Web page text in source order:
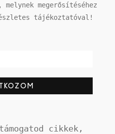
megerősítéséhez
tájékoztatóval!
cikkek,